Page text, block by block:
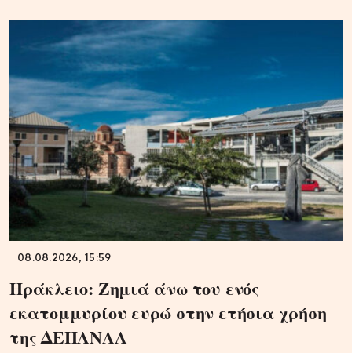
08.08.2026, 15:59
Ηράκλειο: Ζημιά άνω του ενός
εκατομμυρίου ευρώ στην ετήσια χρήση
της ΔΕΠΑΝΑΛ